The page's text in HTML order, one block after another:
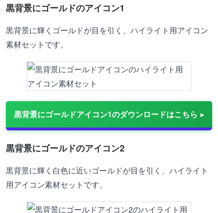
黒背景にゴールドのアイコン1
黒背景に輝くゴールドが目を引く、ハイライト用アイコン
素材セットです。
黒背景にゴールドアイコン1のダウンロードはこちら
黒背景にゴールドのアイコン2
黒背景に輝く白色に近いゴールドが目を引く、ハイライト
用アイコン素材セットです。